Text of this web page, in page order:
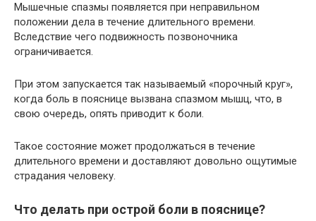
Мышечные спазмы появляется при неправильном
положении дела в течение длительного времени.
Вследствие чего подвижность позвоночника
ограничивается.
При этом запускается так называемый «порочный круг»,
когда боль в пояснице вызвана спазмом мышц, что, в
свою очередь, опять приводит к боли.
Такое состояние может продолжаться в течение
длительного времени и доставляют довольно ощутимые
страдания человеку.
Что делать при острой боли в пояснице?